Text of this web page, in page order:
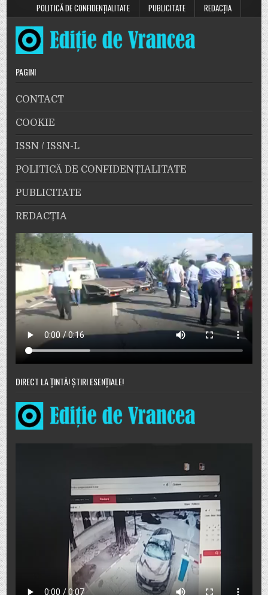
POLITICĂ DE CONFIDENȚIALITATE
PUBLICITATE REDACȚIA
PAGINI
CONTACT
COOKIE
ISSN / ISSN-L
POLITICĂ DE CONFIDENȚIALITATE
PUBLICITATE
REDACȚIA
DIRECT LA ȚINTĂ! ȘTIRI ESENȚIALE!